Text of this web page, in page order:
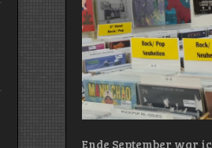
Ende September war